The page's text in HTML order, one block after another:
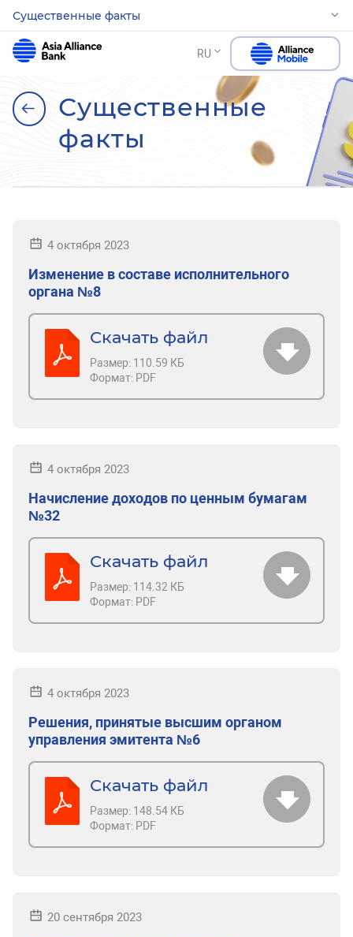
Существенные факты
RU
Существенные
факты
4 октября 2023
Изменение в составе исполнительного
органа №8
Скачать файл
Размер: 110.59 КБ
Формат: PDF
4 октября 2023
Начисление доходов по ценным бумагам
№32
Скачать файл
Размер: 114.32 КБ
Формат: PDF
4 октября 2023
Решения, принятые высшим органом
управления эмитента №6
Скачать файл
Размер: 148.54 КБ
Формат: PDF
20 сентября 2023